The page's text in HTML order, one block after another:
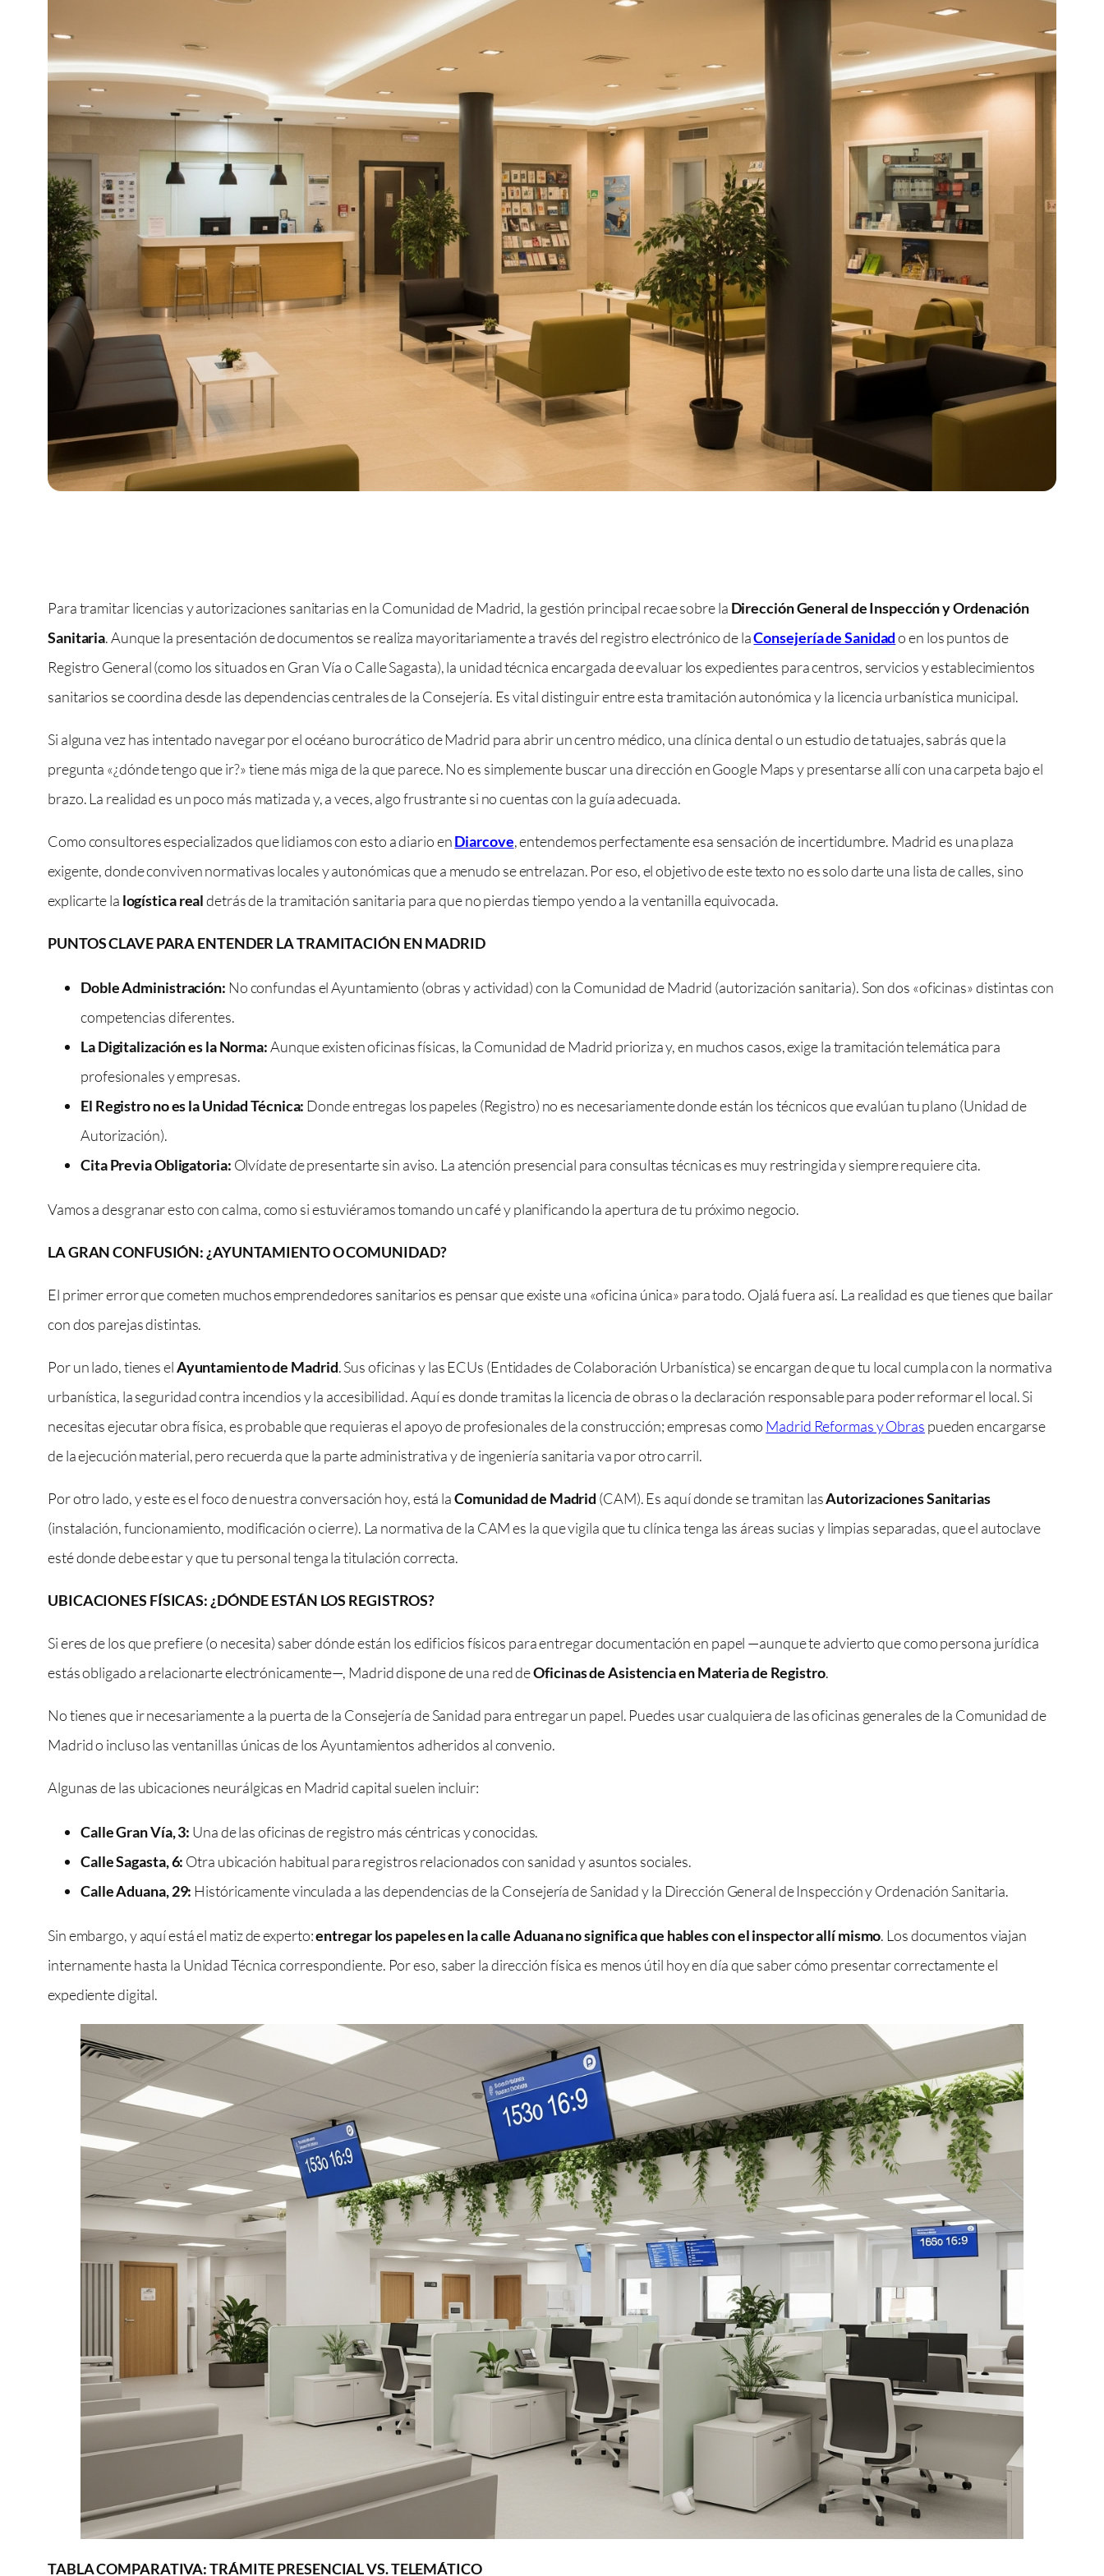
Para tramitar licencias y autorizaciones sanitarias en la Comunidad de Madrid, la gestión principal recae sobre la Dirección General de Inspección y Ordenación
Sanitaria. Aunque la presentación de documentos se realiza mayoritariamente a través del registro electrónico de laConsejería de Sanidado en los puntos de
Registro General (como los situados en Gran Vía o Calle Sagasta), la unidad técnica encargada de evaluar los expedientes para centros, servicios y establecimientos
sanitarios se coordina desde las dependencias centrales de la Consejería. Es vital distinguir entre esta tramitación autonómica y la licencia urbanística municipal.
Si alguna vez has intentado navegar por el océano burocrático de Madrid para abrir un centro médico, una clínica dental o un estudio de tatuajes, sabrás que la
pregunta «¿dónde tengo que ir?» tiene más miga de la que parece. No es simplemente buscar una dirección en Google Maps y presentarse allí con una carpeta bajo el
brazo. La realidad es un poco más matizada y, a veces, algo frustrante si no cuentas con la guía adecuada.
Como consultores especializados que lidiamos con esto a diario enDiarcove, entendemos perfectamente esa sensación de incertidumbre. Madrid es una plaza
exigente, donde conviven normativas locales y autonómicas que a menudo se entrelazan. Por eso, el objetivo de este texto no es solo darte una lista de calles, sino
explicarte la logística realdetrás de la tramitación sanitaria para que no pierdas tiempo yendo a la ventanilla equivocada.
PUNTOS CLAVE PARA ENTENDER LA TRAMITACIÓN EN MADRID
Doble Administración: No confundas el Ayuntamiento (obras y actividad) con la Comunidad de Madrid (autorización sanitaria). Son dos «oficinas» distintas con
competencias diferentes.
La Digitalización es la Norma:Aunque existen oficinas físicas, la Comunidad de Madrid prioriza y, en muchos casos, exige la tramitación telemática para
profesionales y empresas.
El Registro no es la Unidad Técnica: Donde entregas los papeles (Registro) no es necesariamente donde están los técnicos que evalúan tu plano (Unidad de
Autorización).
Cita Previa Obligatoria: Olvídate de presentarte sin aviso. La atención presencial para consultas técnicas es muy restringida y siempre requiere cita.
Vamos a desgranar esto con calma, como si estuviéramos tomando un café y planificando la apertura de tu próximo negocio.
LA GRAN CONFUSIÓN: ¿AYUNTAMIENTO O COMUNIDAD?
El primer error que cometen muchos emprendedores sanitarios es pensar que existe una «oficina única» para todo. Ojalá fuera así. La realidad es que tienes que bailar
con dos parejas distintas.
Por un lado, tienes elAyuntamiento de Madrid. Sus oficinas y las ECUs (Entidades de Colaboración Urbanística) se encargan de que tu local cumpla con la normativa
urbanística, la seguridad contra incendios y la accesibilidad. Aquí es donde tramitas la licencia de obras o la declaración responsable para poder reformar el local. Si
necesitas ejecutar obra física, es probable que requieras el apoyo de profesionales de la construcción; empresas como Madrid Reformas y Obras pueden encargarse
de la ejecución material, pero recuerda que la parte administrativa y de ingeniería sanitaria va por otro carril.
Por otro lado, y este es el foco de nuestra conversación hoy, está laComunidad de Madrid (CAM). Es aquí donde se tramitan lasAutorizaciones Sanitarias
(instalación, funcionamiento, modificación o cierre). La normativa de la CAM es la que vigila que tu clínica tenga las áreas sucias y limpias separadas, que el autoclave
esté donde debe estar y que tu personal tenga la titulación correcta.
UBICACIONES FÍSICAS: ¿DÓNDE ESTÁN LOS REGISTROS?
Si eres de los que prefiere (o necesita) saber dónde están los edificios físicos para entregar documentación en papel —aunque te advierto que como persona jurídica
estás obligado a relacionarte electrónicamente—, Madrid dispone de una red deOficinas de Asistencia en Materia de Registro.
No tienes que ir necesariamente a la puerta de la Consejería de Sanidad para entregar un papel. Puedes usar cualquiera de las oficinas generales de la Comunidad de
Madrid o incluso las ventanillas únicas de los Ayuntamientos adheridos al convenio.
Algunas de las ubicaciones neurálgicas en Madrid capital suelen incluir:
Calle Gran Vía, 3: Una de las oficinas de registro más céntricas y conocidas.
Calle Sagasta, 6: Otra ubicación habitual para registros relacionados con sanidad y asuntos sociales.
Calle Aduana, 29: Históricamente vinculada a las dependencias de la Consejería de Sanidad y la Dirección General de Inspección y Ordenación Sanitaria.
Sin embargo, y aquí está el matiz de experto:entregar los papeles en la calle Aduana no significa que hables con el inspector allí mismo. Los documentos viajan
internamente hasta la Unidad Técnica correspondiente. Por eso, saber la dirección física es menos útil hoy en día que saber cómo presentar correctamente el
expediente digital.
TABLA COMPARATIVA: TRÁMITE PRESENCIAL VS. TELEMÁTICO